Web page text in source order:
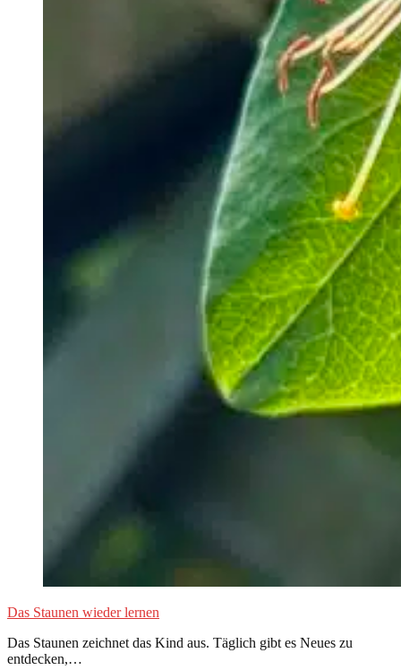
Das Staunen wieder lernen
Das Staunen zeichnet das Kind aus. Täglich gibt es Neues zu
entdecken,…